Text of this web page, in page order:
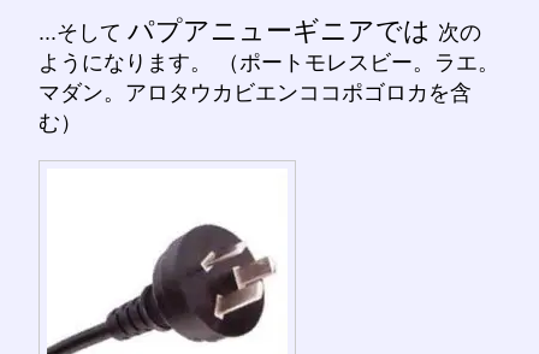
...そして パプアニューギニアでは 次の
ようになります。 （ポートモレスビー。ラエ。
マダン。アロタウカビエンココポゴロカを含
む）